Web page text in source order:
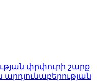
փրփուրի շարք
արդյունաբերության